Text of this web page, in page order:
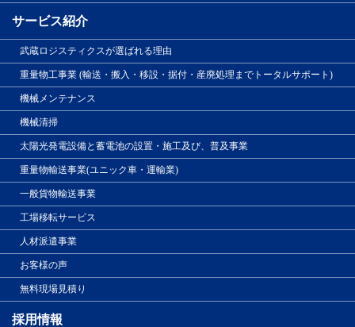
サービス紹介
武蔵ロジスティクスが選ばれる理由
重量物工事業 (輸送・搬入・移設・据付・産廃処理までトータルサポート)
機械メンテナンス
機械清掃
太陽光発電設備と蓄電池の設置・施工及び、普及事業
重量物輸送事業(ユニック車・運輸業)
一般貨物輸送事業
工場移転サービス
人材派遣事業
お客様の声
無料現場見積り
採用情報